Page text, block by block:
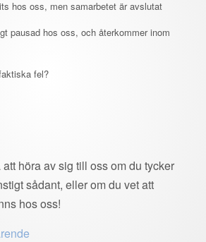
hos oss, men samarbetet är avslutat
pausad hos oss, och återkommer inom
fel?
höra av sig till oss om du tycker
sådant, eller om du vet att
hos oss!